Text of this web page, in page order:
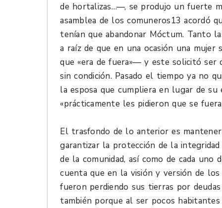
de hortalizas…—, se produjo un fuerte
asamblea de los comuneros13 acordó
tenían que abandonar Móctum. Tanto
a raíz de que en una ocasión una
que «era de fuera»— y este solicitó ser
sin condición. Pasado el tiempo ya no
la esposa que cumpliera en lugar de
«prácticamente les pidieron que se
El trasfondo de lo anterior es
garantizar la protección de la
de la comunidad, así como de cada
cuenta que en la visión y versión de
fueron perdiendo sus tierras por
también porque al ser pocos